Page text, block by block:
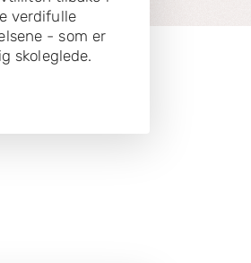
verdifulle
- som er
skoleglede.